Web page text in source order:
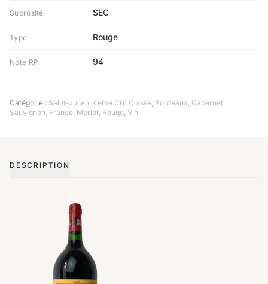
Sucrosité SEC
Type Rouge
Note RP 94
Catégorie : Saint-Julien 4eme Cru Classe Bordeaux Cabernet
Sauvignon France Merlot Rouge Vin
DESCRIPTION